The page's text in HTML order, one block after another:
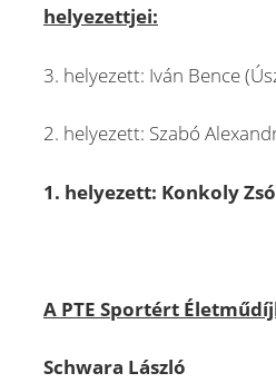
helyezettjei:
3. helyezett: Iván Bence
2. helyezett: Szabó
1. helyezett: Konkoly
A PTE Sportért
Schwara László